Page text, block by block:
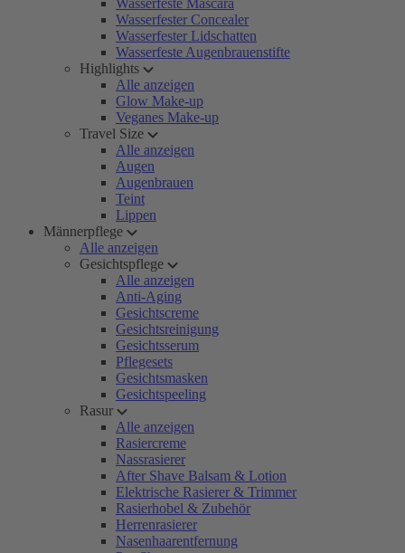
Wasserfeste Mascara
Wasserfester Concealer
Wasserfester Lidschatten
Wasserfeste Augenbrauenstifte
Highlights
Alle anzeigen
Glow Make-up
Veganes Make-up
Travel Size
Alle anzeigen
Augen
Augenbrauen
Teint
Lippen
Männerpflege
Alle anzeigen
Gesichtspflege
Alle anzeigen
Anti-Aging
Gesichtscreme
Gesichtsreinigung
Gesichtsserum
Pflegesets
Gesichtsmasken
Gesichtspeeling
Rasur
Alle anzeigen
Rasiercreme
Nassrasierer
After Shave Balsam & Lotion
Elektrische Rasierer & Trimmer
Rasierhobel & Zubehör
Herrenrasierer
Nasenhaarentfernung